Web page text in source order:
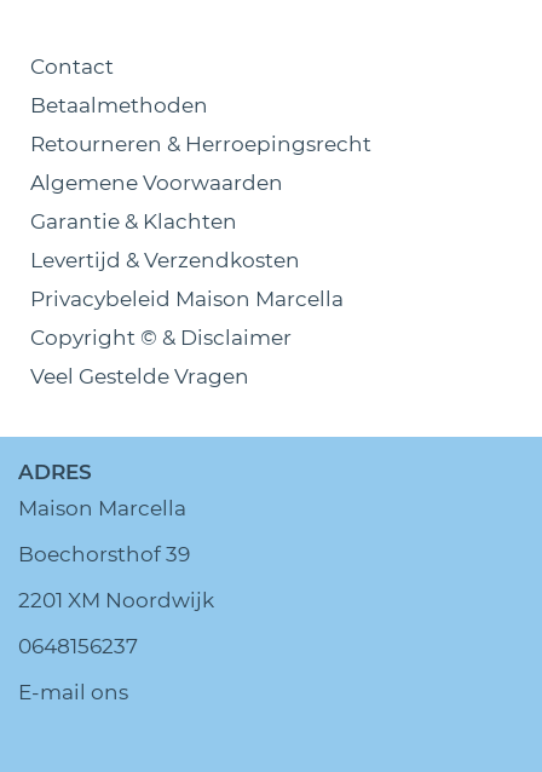
Contact
Betaalmethoden
Retourneren & Herroepingsrecht
Algemene Voorwaarden
Garantie & Klachten
Levertijd & Verzendkosten
Privacybeleid Maison Marcella
Copyright © & Disclaimer
Veel Gestelde Vragen
ADRES
Maison Marcella
Boechorsthof 39
2201 XM Noordwijk
0648156237
E-mail ons